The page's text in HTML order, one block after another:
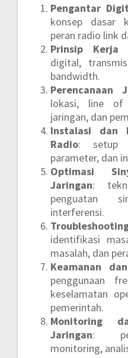
Pengantar
konsep dasar
peran radio link
Prinsip Kerja
digital,
bandwidth.
Perencanaan
lokasi, line of
jaringan, dan
Instalasi dan
Radio: setup
parameter, dan
Optimasi
Jaringan:
penguatan
interferensi.
identifikasi
masalah, dan
Keamanan
penggunaan
keselamatan
pemerintah.
Monitoring
Jaringan:
monitoring,